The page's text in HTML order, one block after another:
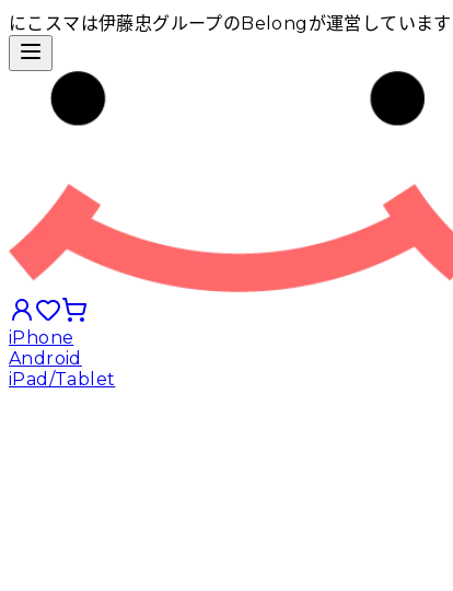
にこスマは伊藤忠グループのBelongが運営しています
iPhone
Android
iPad/Tablet